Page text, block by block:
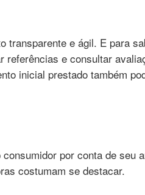
transparente e ágil. E para
e consultar
inicial prestado também
por conta de seu
costumam se destacar.